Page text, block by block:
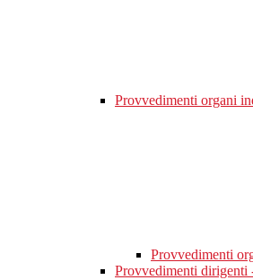
Provvedimenti organi
Provvedimenti
Provvedimenti dirigenti